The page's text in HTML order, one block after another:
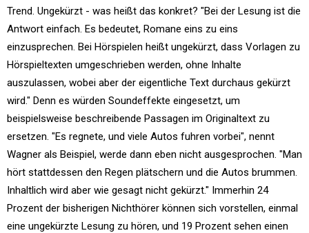
Trend. Ungekürzt - was heißt das konkret? "Bei der Lesung ist die
Antwort einfach. Es bedeutet, Romane eins zu eins
einzusprechen. Bei Hörspielen heißt ungekürzt, dass Vorlagen zu
Hörspieltexten umgeschrieben werden, ohne Inhalte
auszulassen, wobei aber der eigentliche Text durchaus gekürzt
wird." Denn es würden Soundeffekte eingesetzt, um
beispielsweise beschreibende Passagen im Originaltext zu
ersetzen. "Es regnete, und viele Autos fuhren vorbei", nennt
Wagner als Beispiel, werde dann eben nicht ausgesprochen. "Man
hört stattdessen den Regen plätschern und die Autos brummen.
Inhaltlich wird aber wie gesagt nicht gekürzt." Immerhin 24
Prozent der bisherigen Nichthörer können sich vorstellen, einmal
eine ungekürzte Lesung zu hören, und 19 Prozent sehen einen